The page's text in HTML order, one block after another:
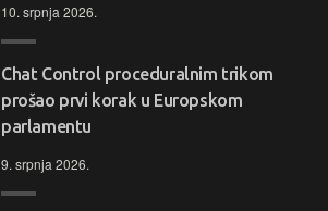
10. srpnja 2026.
Chat Control proceduralnim trikom
prošao prvi korak u Europskom
parlamentu
9. srpnja 2026.